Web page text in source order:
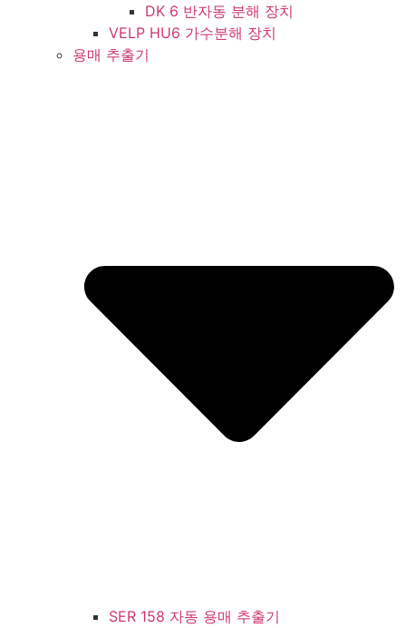
DK 6 반자동 분해 장치
VELP HU6 가수분해 장치
용매 추출기
SER 158 자동 용매 추출기